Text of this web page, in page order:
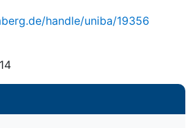
handle/uniba/19356